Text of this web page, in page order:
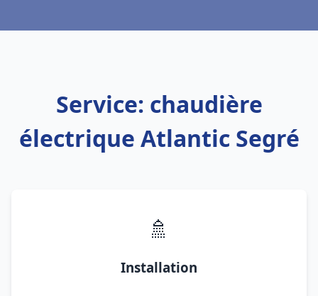
Service: chaudière
électrique Atlantic Segré
🚿
Installation